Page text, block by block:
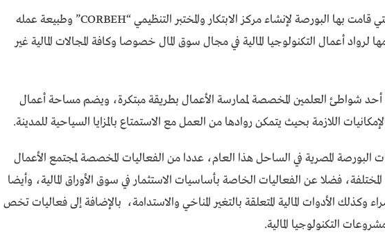
كما عرض الخطوات التي قامت بها البورصة لإنشاء مركز الابتكار والمختبر التنظيمي “CORBEH” وطبيعة عمله
أعمال التكنولوجيا المالية في مجال سوق المال خصوصا وكافة المجالات المالية غير
ويعد Paragon Hub أحد شواطئ العلمين المخصصة لممارسة الأعمال بطريقة مبتكرة، ويضم مساحة أعمال
اللازمة بحيث يتمكن روادها من العمل مع الاستمتاع بالمزايا السياحية للمدينة.
المصرية في الساحل هذا العام، عددا من الفعاليات المخصصة لمجتمع الأعمال
فضلا عن الفعاليات الخاصة بأساسيات الاستثمار في سوق الأوراق المالية، وأيضا
وكذلك الأدوات المالية المتعلقة بالتغير المناخي والاستدامة، بالإضافة إلى فعاليات تخص
التكنولوجيا المالية.